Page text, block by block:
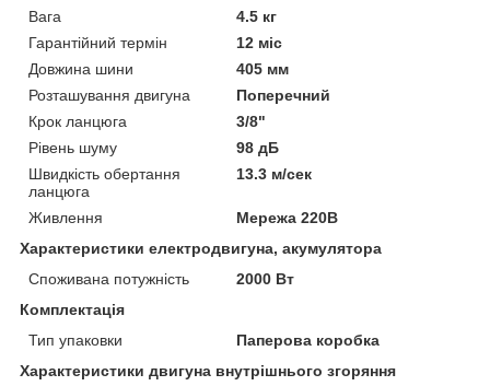
Вага
4.5 кг
Гарантійний термін
12 міс
Довжина шини
405 мм
Розташування двигуна
Поперечний
Крок ланцюга
3/8"
Рівень шуму
98 дБ
Швидкість обертання
ланцюга
13.3 м/сек
Живлення
Мережа 220В
Характеристики електродвигуна, акумулятора
Споживана потужність
2000 Вт
Комплектація
Тип упаковки
Паперова коробка
Характеристики двигуна внутрішнього згоряння